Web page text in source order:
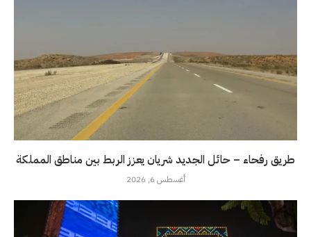
طريق رفحاء – حائل الجديد شريان يعزز الربط بين مناطق المملكة
أغسطس 6, 2026